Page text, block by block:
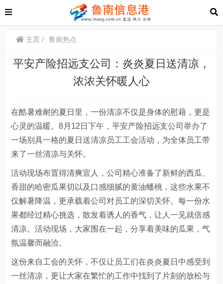
主页 鲁南热点
平安产险招远支公司：炎炎夏日送清凉，
浓浓关怀暖人心
在酷暑难耐的夏日里，一份清凉不仅是身体的慰藉，更是
心灵的温暖。8月 12 日下午，平安产险招远支公司举办了
一场别具一格的夏日送清凉员工工会活动，为全体员工带
来了一丝清凉与关怀。
活动现场布置得清爽宜人，公司精心准备了新鲜的西瓜、
香甜的哈密瓜果切以及口感细腻的黄油蟠桃，这些水果不
仅解暑降温，更承载着公司对员工的深切关怀。每一份水
果都经过精心挑选，散发着诱人的香气，让人一见就倍感
清凉。活动现场，大家围在一起，分享着美味的瓜果，气
氛温馨而融洽。
这份来自工会的关怀，不仅让员工们在炎炎夏日中感受到
一丝清凉，更让大家在繁忙的工作中找到了片刻的放松与